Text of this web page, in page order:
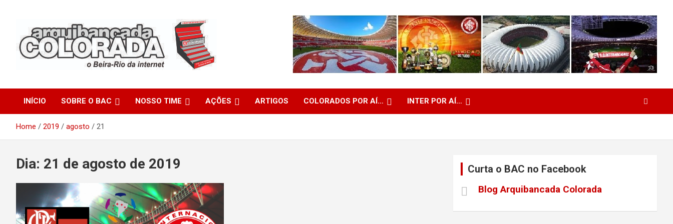
Arquibancada Colorada
INÍCIO SOBRE O BAC NOSSO TIME AÇÕES ARTIGOS COLORADOS POR AÍ… INTER POR AÍ…
Home 2019 agosto 21
Dia: 21 de agosto de 2019 Curta o BAC no Facebook
Blog Arquibancada Colorada